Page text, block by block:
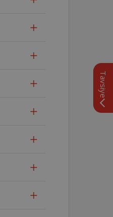
Tavsiye